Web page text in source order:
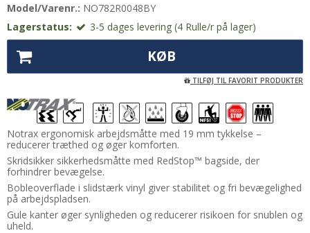
Model/Varenr.: NO782R0048BY
Lagerstatus:
3-5 dages levering (4 Rulle/r på lager)
KØB
TILFØJ TIL FAVORIT PRODUKTER
Notrax ergonomisk arbejdsmåtte med 19 mm tykkelse –
reducerer træthed og øger komforten.
Skridsikker sikkerhedsmåtte med RedStop™ bagside, der
forhindrer bevægelse.
Bobleoverflade i slidstærk vinyl giver stabilitet og fri bevægelighed
på arbejdspladsen.
Gule kanter øger synligheden og reducerer risikoen for snublen og
uheld.